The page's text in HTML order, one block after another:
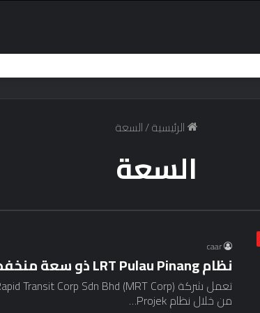
الرئيسية/السعة
السعة
caar
نظام LRT Pulau Pinang ذو سعة منخفضة ومتوسطة السعة
من خلال نظام Projek…